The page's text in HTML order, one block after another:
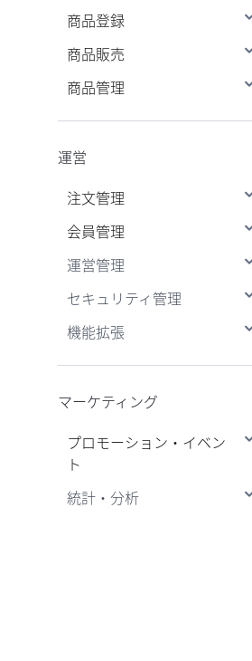
デザイン環境設定
モバイル関連設定
デザイン機能設定
プラスアプリ
利用案内の設定
個人情報提供の設定
定期購入サービスの申
込み・管理
商品設定
商品オプションの管理
配送設定
供給会社別の配送管理
運営関連設定
会員設定
掲示板設定
ショップ・セキュリテ
ィ設定
商品登録
セット商品登録
商品登録
一括管理
販売分類管理
商品販売
商品表示・入替え
メインページ商品の入
商品キュレーション
販売ルート拡大
Facebook
商品管理
商品リスト
商品管理
商品情報の一括変更
商品情報項目の設定
運営
注文管理
未入金
発送準備中
出荷待ち
配送中
配送完了
会員管理
会員情報管理
登録・退会管理
会員ランク管理
特典管理
ポイント管理
預り金管理
失効予定ポイント管理
運営管理
運営者管理
運営者設定
運営者の操作ログ一覧
セキュリティ管理
認証メールの登録・変更
IPアクセス制限の設定
データダウンロードのセ
ログインセキュリティ設
機能拡張
Cafe24 Store
マーケティング
プロモーション・イベン
ト
割引コード管理
統計・分析